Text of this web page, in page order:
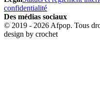
confidentialité
Des médias sociaux
© 2019 - 2026 Afpop. Tous
design by crochet